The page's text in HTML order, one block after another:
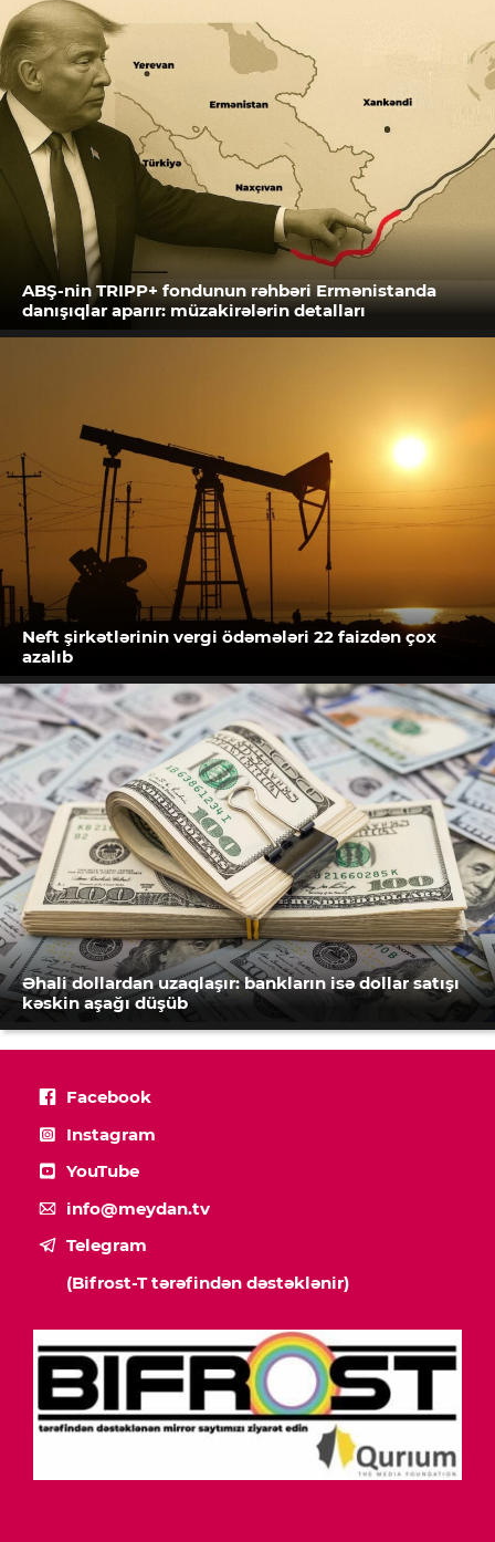
ABŞ-nin TRIPP+ fondunun rəhbəri Ermənistanda
danışıqlar aparır: müzakirələrin detalları
Neft şirkətlərinin vergi ödəmələri 22 faizdən çox
azalıb
Əhali dollardan uzaqlaşır: bankların isə dollar satışı
kəskin aşağı düşüb
Facebook
Instagram
YouTube
info@meydan.tv
Telegram
(Bifrost-T tərəfindən dəstəklənir)